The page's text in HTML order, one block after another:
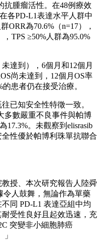
抗腫瘤活性。在48例療效
各PD-L1表達水平人群中
ORR為70.6%（n=17），
，TPS ≥50%人群為95.0%
達到），6個月和12個月
尚未達到，12個月OS率
患者仍在接受治療。
已知安全性特徵一致。
多數嚴重不良事件與帕博
17.3%。未觀察到elisrasib
性優於帕博利珠單抗聯合
授、本次研究報告人陸舜
令人鼓舞，無論作為單藥
同 PD-L1 表達亞組中均
受性良好且起效迅速，充
突變非小細胞肺癌